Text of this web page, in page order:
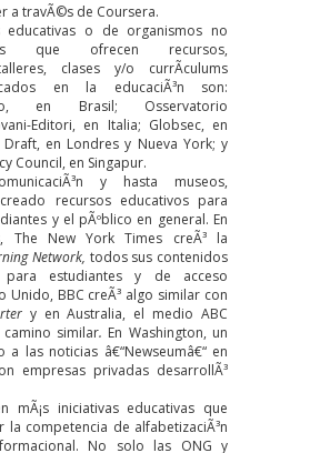
a travÃ©s de Coursera.
educativas o de organismos no
que ofrecen recursos,
clases y/o currÃ­culums
en la educaciÃ³n son:
en Brasil; Osservatorio
Editori, en Italia; Globsec, en
Draft, en Londres y Nueva York; y
Council, en Singapur.
y hasta museos,
recursos educativos para
y el pÃºblico en general. En
The New York Times creÃ³ la
Network, todos sus contenidos
para estudiantes y de acceso
Unido, BBC creÃ³ algo similar con
y en Australia, el medio ABC
camino similar. En Washington, un
a las noticias â€“Newseumâ€“ en
empresas privadas desarrollÃ³
mÃ¡s iniciativas educativas que
la competencia de alfabetizaciÃ³n
No solo las ONG y